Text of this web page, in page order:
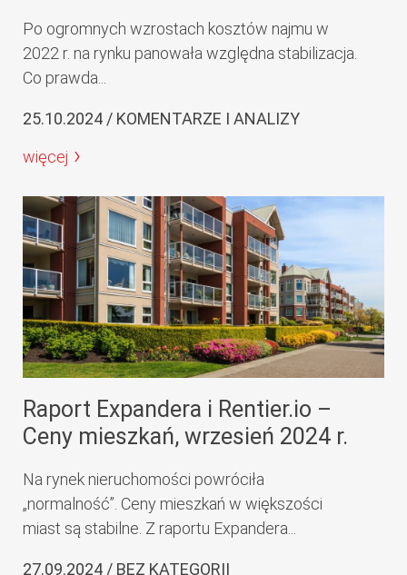
Po ogromnych wzrostach kosztów najmu w
2022 r. na rynku panowała względna stabilizacja.
Co prawda...
25.10.2024 / KOMENTARZE I ANALIZY
więcej
Raport Expandera i Rentier.io –
Ceny mieszkań, wrzesień 2024 r.
Na rynek nieruchomości powróciła
„normalność”. Ceny mieszkań w większości
miast są stabilne. Z raportu Expandera...
27.09.2024 / BEZ KATEGORII